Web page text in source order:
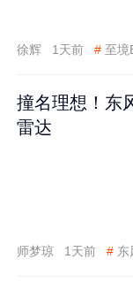
徐辉 1天前 # 至境
撞名理想！东
雷达
师梦琼 1天前 # 东